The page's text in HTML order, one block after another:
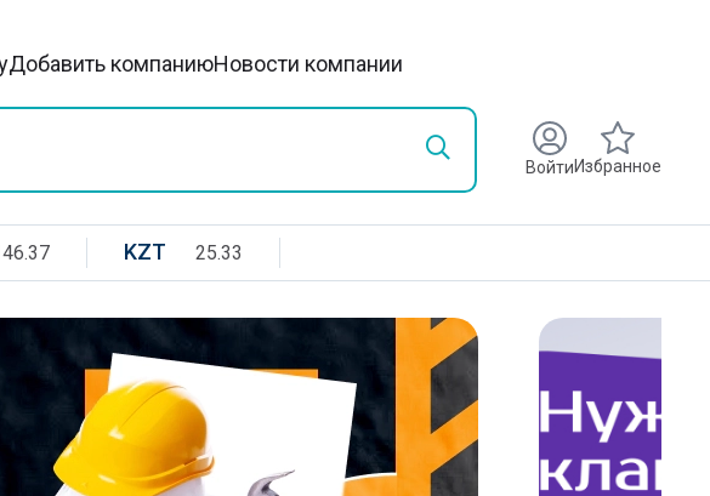
Добавить компаниюНовости компании
ВойтиИзбранное
KZT 25.33